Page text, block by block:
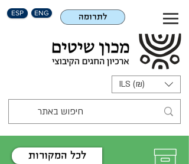
ESP ENG לתרומה
ILS (₪)
לכל המקורות